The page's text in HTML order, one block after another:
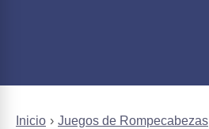
Inicio Juegos de Rompecabezas